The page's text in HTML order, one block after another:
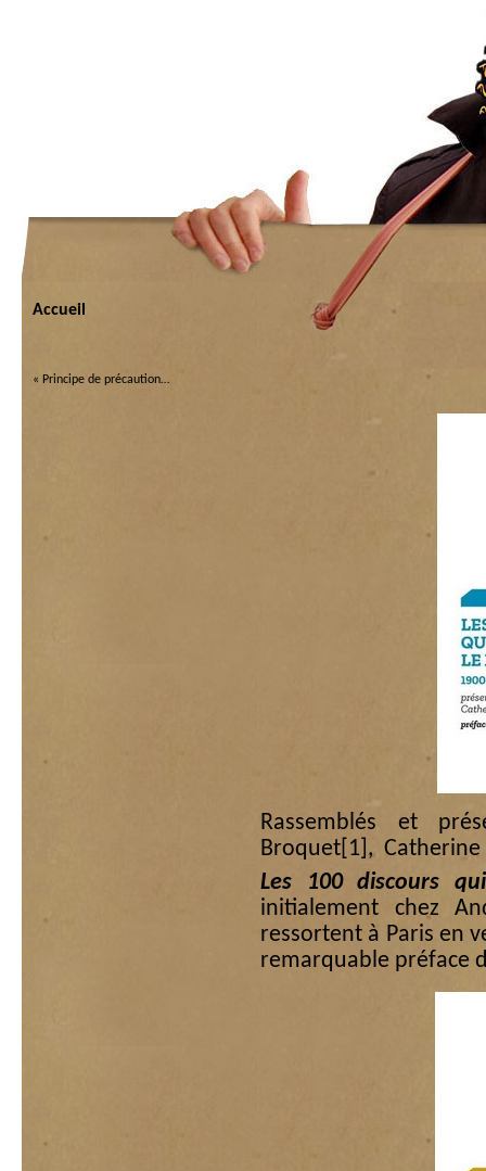
Accueil
« Principe de précaution…
Rassemblés et
Broquet [1] ,
Les 100 discours
initialement chez
ressortent à Paris en
remarquable préface